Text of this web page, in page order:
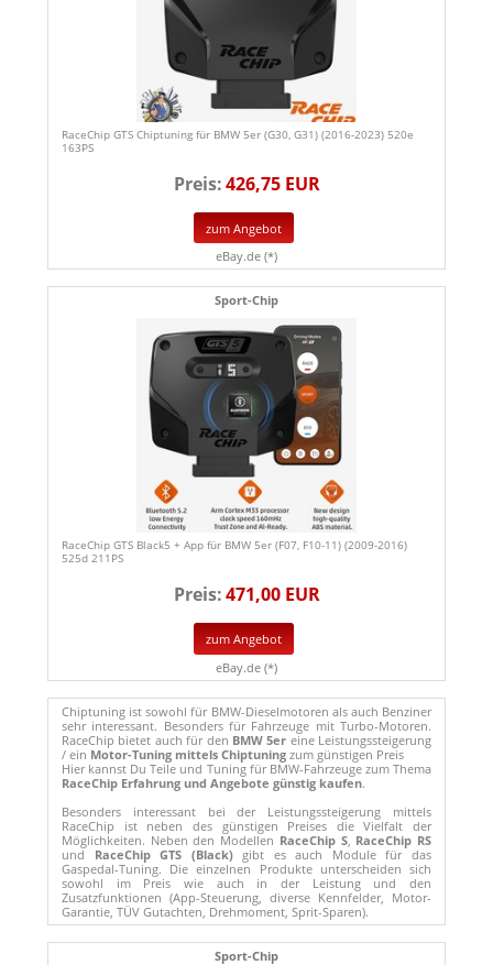
RaceChip GTS Chiptuning für BMW 5er (G30, G31) (2016-2023) 520e
163PS
Preis:426,75 EUR
zum Angebot
eBay.de (*)
Sport-Chip
RaceChip GTS Black5 + App für BMW 5er (F07, F10-11) (2009-2016)
525d 211PS
Preis:471,00 EUR
zum Angebot
eBay.de (*)
Chiptuning ist sowohl für BMW-Dieselmotoren als auch Benziner
sehr interessant. Besonders für Fahrzeuge mit Turbo-Motoren.
RaceChip bietet auch für den BMW 5er eine Leistungssteigerung
/ ein Motor-Tuning mittels Chiptuning zum günstigen Preis
Hier kannst Du Teile und Tuning für BMW-Fahrzeuge zum Thema
RaceChip Erfahrung und Angebote günstig kaufen.
Besonders interessant bei der Leistungssteigerung mittels
RaceChip ist neben des günstigen Preises die Vielfalt der
Möglichkeiten. Neben den Modellen RaceChip S, RaceChip RS
und RaceChip GTS (Black)gibt es auch Module für das
Gaspedal-Tuning. Die einzelnen Produkte unterscheiden sich
sowohl im Preis wie auch in der Leistung und den
Zusatzfunktionen (App-Steuerung, diverse Kennfelder, Motor-
Garantie, TÜV Gutachten, Drehmoment, Sprit-Sparen).
Sport-Chip